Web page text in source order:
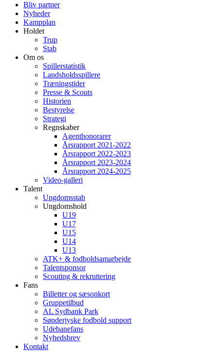
Bliv partner
Nyheder
Kampplan
Holdet
Trup
Stab
Om os
Spillerstatistik
Landsholdsspillere
Træningstider
Presse & Scouts
Historien
Bestyrelse
Strategi
Regnskaber
Agenthonorarer
Årsrapport 2021-2022
Årsrapport 2022-2023
Årsrapport 2023-2024
Årsrapport 2024-2025
Video-galleri
Talent
Ungdomsstab
Ungdomshold
U19
U17
U15
U14
U13
ATK+ & fodboldsamarbejde
Talentsponsor
Scouting & rekruttering
Fans
Billetter og sæsonkort
Gruppetilbud
AL Sydbank Park
Sønderjyske fodbold support
Udebanefans
Nyhedsbrev
Kontakt